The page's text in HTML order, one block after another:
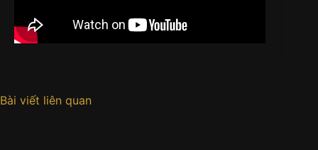
Bài viết liên quan